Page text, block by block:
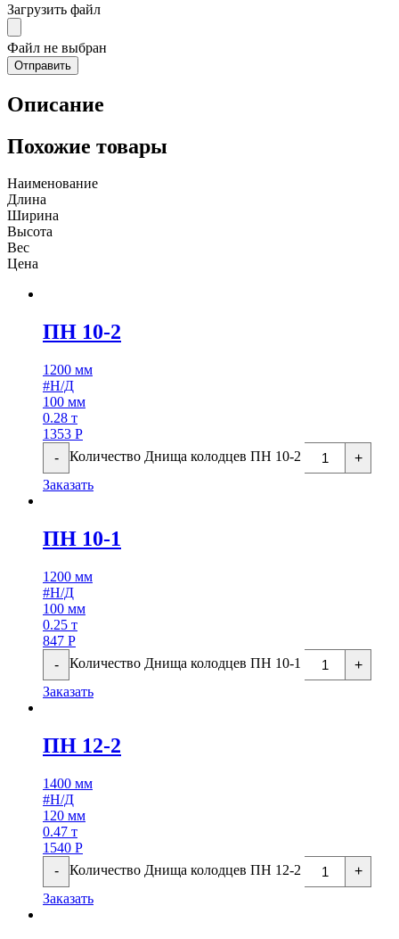
Загрузить файл
Файл не выбран
Описание
Похожие товары
Наименование
Длина
Ширина
Высота
Вес
Цена
ПН 10-2
1200 мм
#Н/Д
100 мм
0.28 т
1353 Р
-
Количество Днища колодцев ПН 10-2
+
Заказать
ПН 10-1
1200 мм
#Н/Д
100 мм
0.25 т
847 Р
-
Количество Днища колодцев ПН 10-1
+
Заказать
ПН 12-2
1400 мм
#Н/Д
120 мм
0.47 т
1540 Р
-
Количество Днища колодцев ПН 12-2
+
Заказать